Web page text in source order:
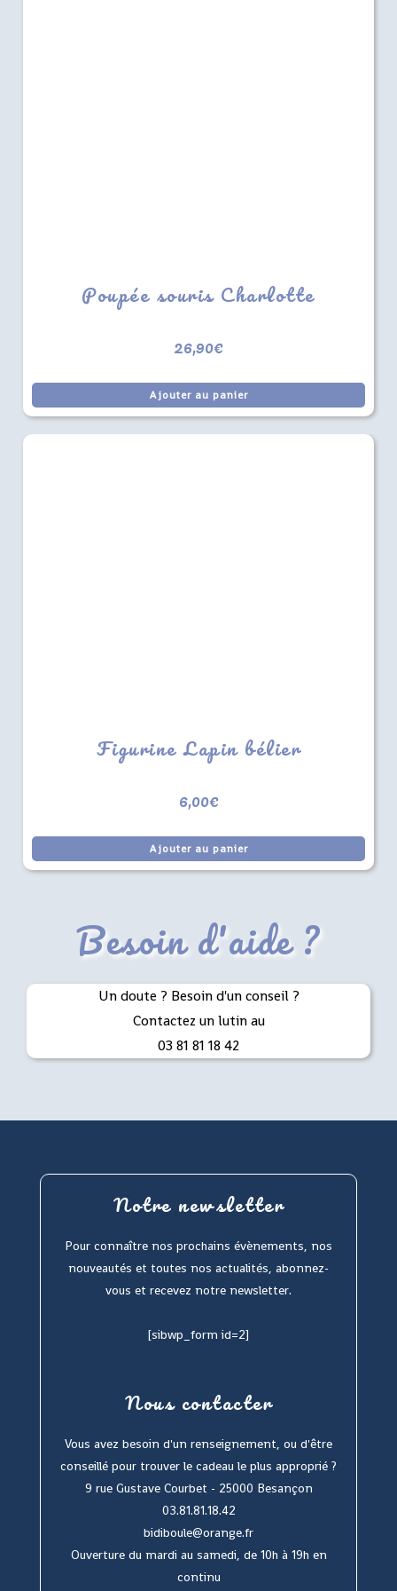
Poupée souris Charlotte
26,90€
Ajouter au panier
Figurine Lapin bélier
6,00€
Ajouter au panier
Besoin d'aide ?
Un doute ? Besoin d'un conseil ?
Contactez un lutin au
03 81 81 18 42
Notre newsletter
Pour connaître nos prochains évènements, nos
nouveautés et toutes nos actualités, abonnez-
vous et recevez notre newsletter.
[sibwp_form id=2]
Nous contacter
Vous avez besoin d'un renseignement, ou d'être
conseillé pour trouver le cadeau le plus approprié ?
9 rue Gustave Courbet - 25000 Besançon
03.81.81.18.42
bidiboule@orange.fr
Ouverture du mardi au samedi, de 10h à 19h en
continu